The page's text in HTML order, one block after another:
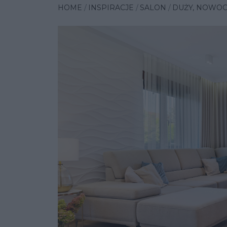
HOME INSPIRACJE SALON DUŻY,